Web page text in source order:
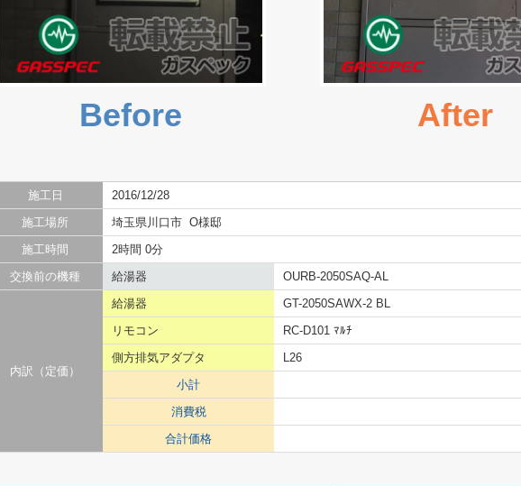
Before After
施工日
2016/12/28
施工場所
埼玉県川口市 O様邸
施工時間
2時間 0分
交換前の機種
給湯器 OURB-2050SAQ-AL
内訳（定価）
給湯器 GT-2050SAWX-2 BL
リモコン
RC-D101 ﾏﾙﾁ
側方排気アダプタ
L26
小計
消費税
合計価格